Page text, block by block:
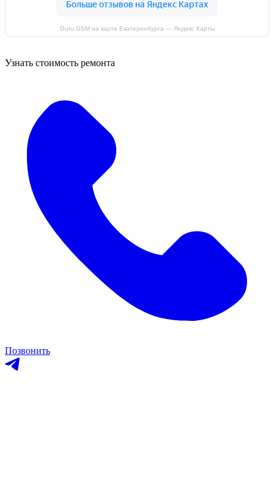
Guru GSM на карте Екатеринбурга — Яндекс Карты
Узнать стоимость ремонта
Позвонить